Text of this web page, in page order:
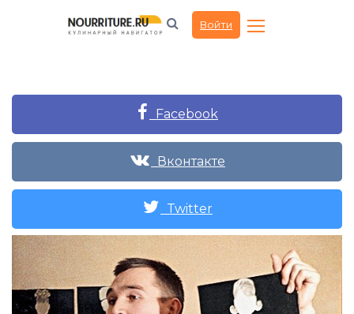
Войти
Facebook
Вконтакте
Twitter